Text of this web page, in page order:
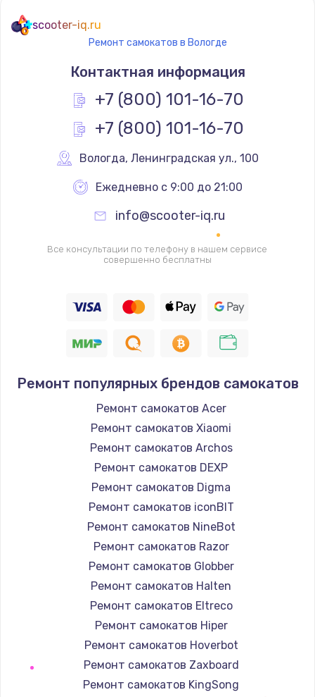
Замена термостата
1200 руб.
Заказать
Замена реле
Замена термопредохранителя
700 руб.
Заказать
2500 руб.
1400 руб.
Заказать
Замена / ремонт электронного модуля
управления
600 руб.
Замена конфорки
1100 руб.
Замена платы сенсора
900 руб.
Замена регулятора режимов конфорки
scooter-iq.ru
Ремонт самокатов в Вологде
Контактная информация
+7 (800) 101-16-70
+7 (800) 101-16-70
Вологда, Ленинградская ул., 100
Ежедневно с 9:00 до 21:00
info@scooter-iq.ru
Все консультации по телефону в нашем сервисе
совершенно бесплатны
Ремонт популярных брендов самокатов
Ремонт самокатов Acer
Ремонт самокатов Xiaomi
Ремонт самокатов Archos
Ремонт самокатов DEXP
Ремонт самокатов Digma
Ремонт самокатов iconBIT
Ремонт самокатов NineBot
Ремонт самокатов Razor
Ремонт самокатов Globber
Ремонт самокатов Halten
Ремонт самокатов Eltreco
Ремонт самокатов Hiper
Ремонт самокатов Hoverbot
Ремонт самокатов Zaxboard
Ремонт самокатов KingSong